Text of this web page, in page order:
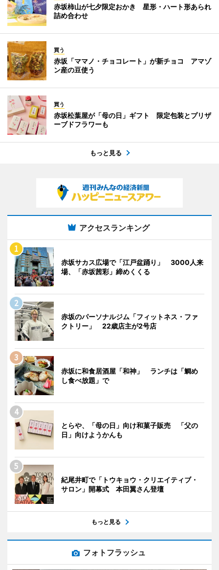
赤坂柿山が七夕限定おかき 星形・ハート形あられ
詰め合わせ
買う
赤坂「ママノ・チョコレート」が新チョコ アマゾ
ン産の豆使う
買う
赤坂松葉屋が「母の日」ギフト 限定包装とプリザ
ーブドフラワーも
もっと見る
アクセスランキング
赤坂サカス広場で「江戸盆踊り」 3000人来
場、「赤坂茜彩」締めくくる
赤坂のパーソナルジム「フィットネス・ファ
クトリー」 22歳店主が2号店
赤坂に和食居酒屋「和神」 ランチは「鯛め
し食べ放題」で
とらや、「母の日」向け和菓子販売 「父の
日」向けようかんも
紀尾井町で「トウキョウ・クリエイティブ・
サロン」開幕式 本田翼さん登壇
もっと見る
フォトフラッシュ